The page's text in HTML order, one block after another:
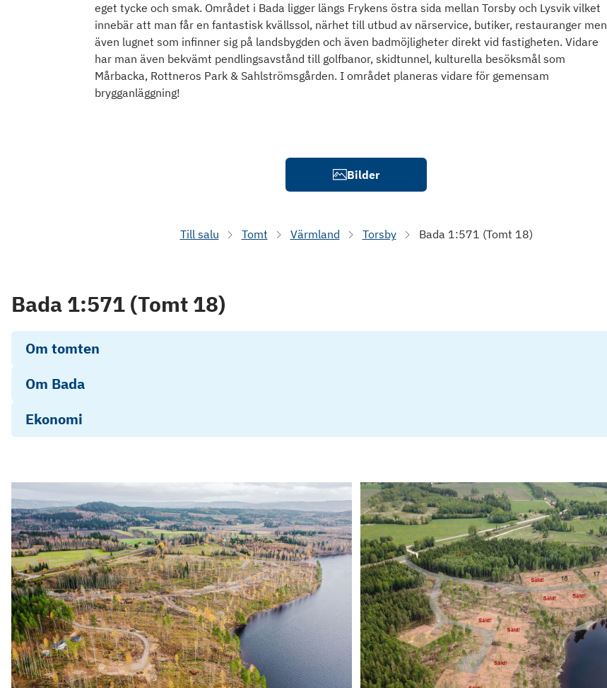
eget tycke och smak. Området i Bada ligger längs Frykens östra sida mellan Torsby och Lysvik vilket
innebär att man får en fantastisk kvällssol, närhet till utbud av närservice, butiker, restauranger men
även lugnet som infinner sig på landsbygden och även badmöjligheter direkt vid fastigheten. Vidare
har man även bekvämt pendlingsavstånd till golfbanor, skidtunnel, kulturella besöksmål som
Mårbacka, Rottneros Park & Sahlströmsgården. I området planeras vidare för gemensam
brygganläggning!
Bilder
Till salu Tomt Värmland Torsby Bada 1:571 (Tomt 18)
Bada 1:571 (Tomt 18)
Om tomten
Om Bada
Ekonomi